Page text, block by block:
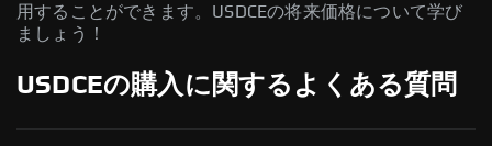
用することができます。USDCEの将来価格について学び
ましょう！
USDCEの購入に関するよくある質問